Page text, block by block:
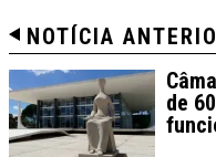
NOTÍCIA
de